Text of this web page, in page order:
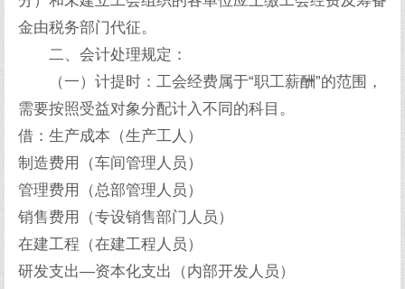
金由税务部门代征。
二、会计处理规定：
（一）计提时：工会经费属于“职工薪酬”的范围，
需要按照受益对象分配计入不同的科目。
借：生产成本（生产工人）
制造费用（车间管理人员）
管理费用（总部管理人员）
销售费用（专设销售部门人员）
在建工程（在建工程人员）
研发支出—资本化支出（内部开发人员）